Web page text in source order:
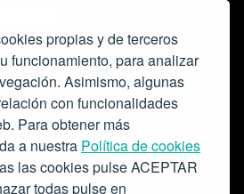
propias y de terceros
funcionamiento, para analizar
Asimismo, algunas
con funcionalidades
Para obtener más
a nuestra Política de cookies
las cookies pulse ACEPTAR
todas pulse en